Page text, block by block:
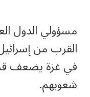
•
مسؤولي الدول
القرب من
في غزة يضعف
شعوبهم.